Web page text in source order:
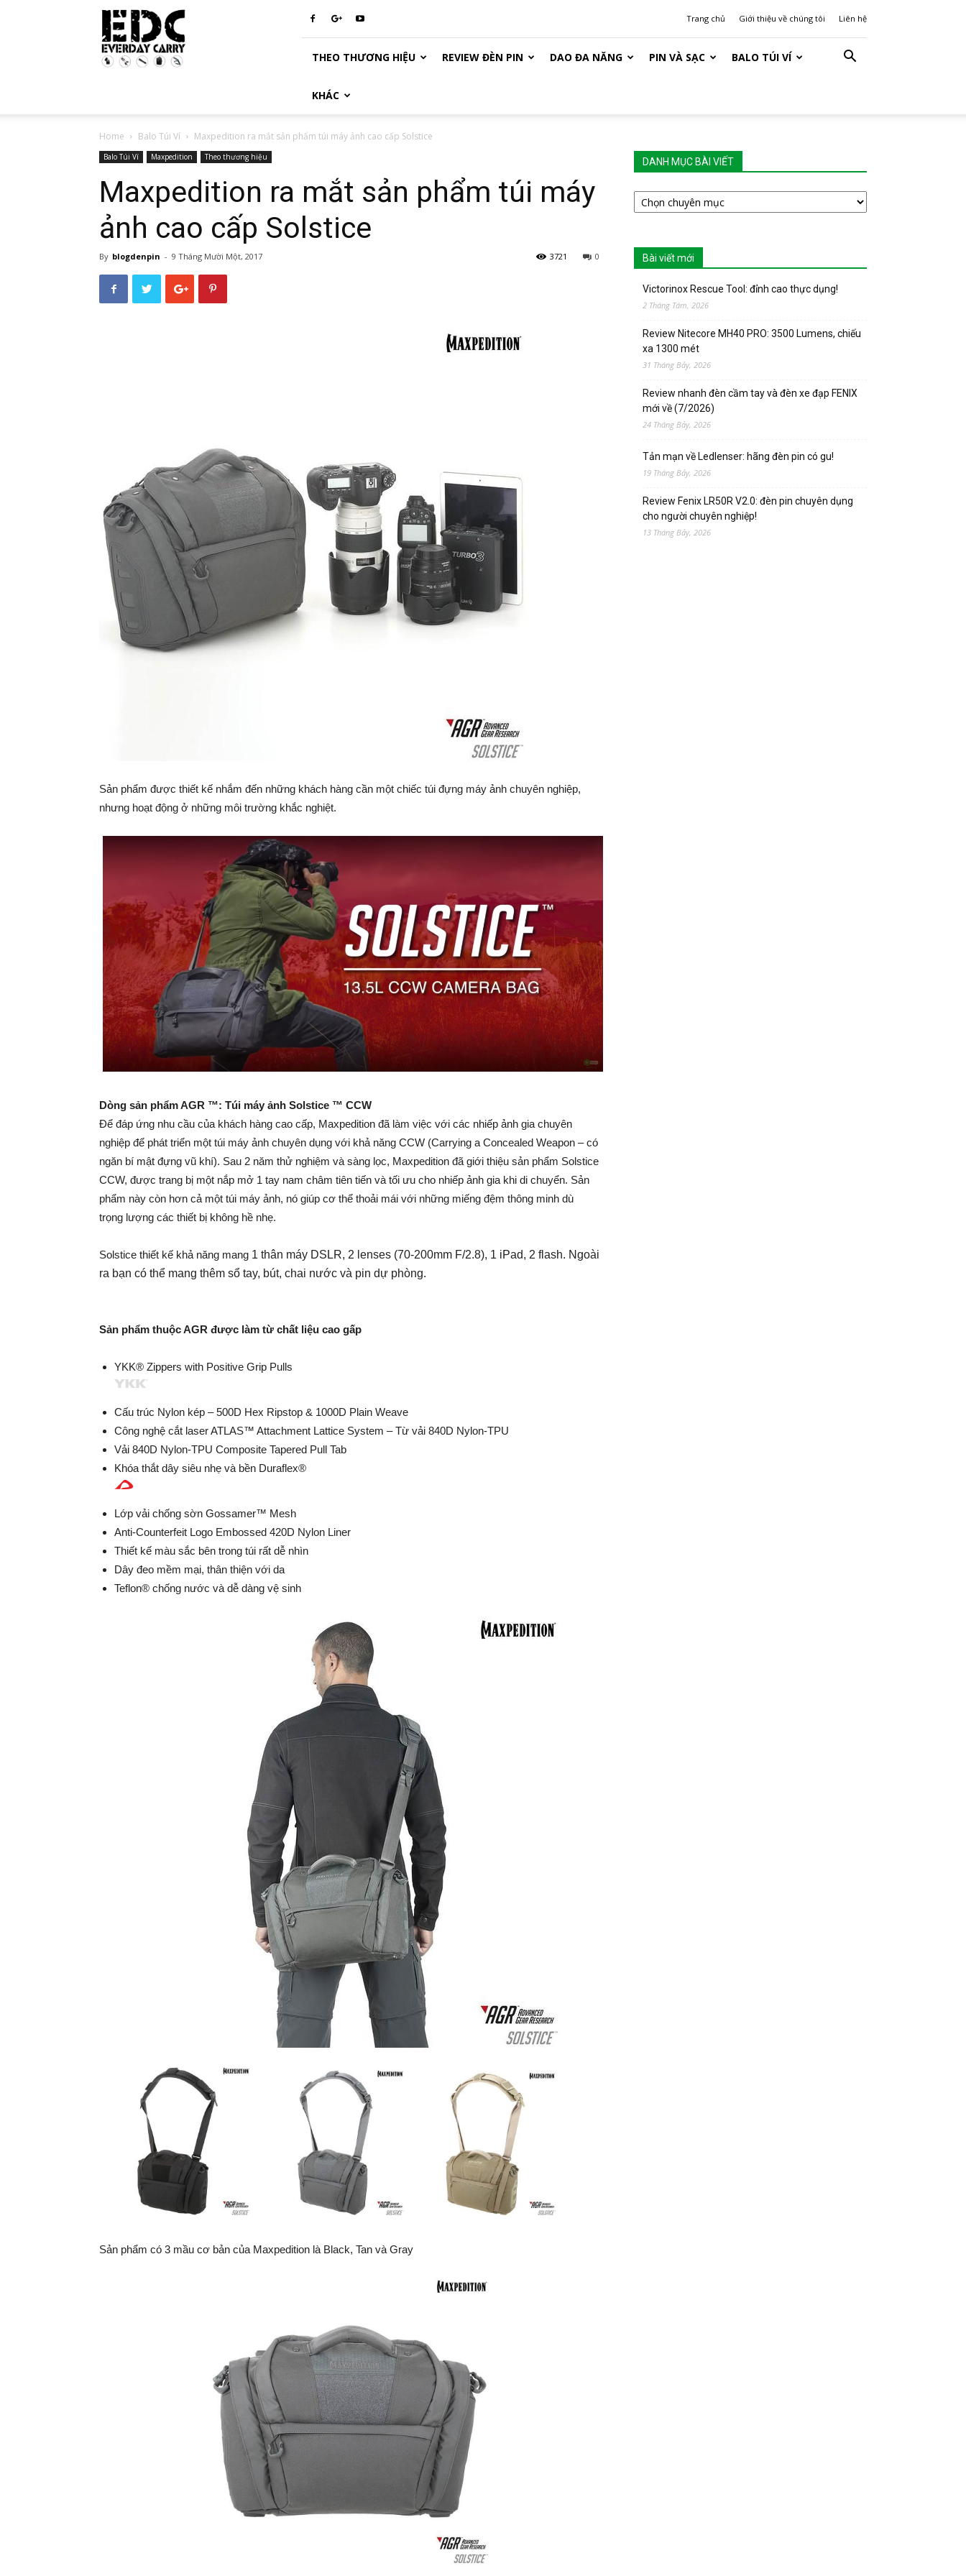
Chuyên
trang
EDC
Trang chủ Giới thiệu về chúng tôi Liên hệ
THEO THƯƠNG HIỆU REVIEW ĐÈN PIN DAO ĐA NĂNG PIN VÀ SẠC BALO TÚI VÍ
KHÁC
Home Balo Túi Ví Maxpedition ra mắt sản phẩm túi máy ảnh cao cấp Solstice
Balo Túi Ví Maxpedition Theo thương hiệu
Maxpedition ra mắt sản phẩm túi máy
ảnh cao cấp Solstice
By blogdenpin - 9 Tháng Mười Một, 2017 0
3721
Sản phẩm được thiết kế nhắm đến những khách hàng cần một chiếc túi đựng máy ảnh chuyên nghiệp,
nhưng hoạt động ở những môi trường khắc nghiệt.
Dòng sản phẩm AGR ™: Túi máy ảnh Solstice ™ CCW
Để đáp ứng nhu cầu của khách hàng cao cấp, Maxpedition đã làm việc với các nhiếp ảnh gia chuyên
nghiệp để phát triển một túi máy ảnh chuyên dụng với khả năng CCW (Carrying a Concealed Weapon – có
ngăn bí mật đựng vũ khí). Sau 2 năm thử nghiệm và sàng lọc, Maxpedition đã giới thiệu sản phẩm Solstice
CCW, được trang bị một nắp mở 1 tay nam châm tiên tiến và tối ưu cho nhiếp ảnh gia khi di chuyển. Sản
phẩm này còn hơn cả một túi máy ảnh, nó giúp cơ thể thoải mái với những miếng đệm thông minh dù
trọng lượng các thiết bị không hề nhẹ.
Solstice thiết kế khả năng mang 1 thân máy DSLR, 2 lenses (70-200mm F/2.8), 1 iPad, 2 flash. Ngoài
ra bạn có thể mang thêm sổ tay, bút, chai nước và pin dự phòng.
Sản phẩm thuộc AGR được làm từ chất liệu cao gấp
YKK® Zippers with Positive Grip Pulls
Cấu trúc Nylon kép – 500D Hex Ripstop & 1000D Plain Weave
Công nghệ cắt laser ATLAS™ Attachment Lattice System – Từ vải 840D Nylon-TPU
Vải 840D Nylon-TPU Composite Tapered Pull Tab
Khóa thắt dây siêu nhẹ và bền Duraflex®
Lớp vải chống sờn Gossamer™ Mesh
Anti-Counterfeit Logo Embossed 420D Nylon Liner
Thiết kế màu sắc bên trong túi rất dễ nhìn
Dây đeo mềm mại, thân thiện với da
Teflon® chống nước và dễ dàng vệ sinh
Sản phẩm có 3 mầu cơ bản của Maxpedition là Black, Tan và Gray
DANH MỤC BÀI VIẾT
DANH
MỤC
Bài viết mới
Victorinox Rescue Tool: đỉnh cao thực dụng!
2 Tháng Tám, 2026
Review Nitecore MH40 PRO: 3500 Lumens, chiếu
xa 1300 mét
31 Tháng Bảy, 2026
Review nhanh đèn cầm tay và đèn xe đạp FENIX
mới về (7/2026)
24 Tháng Bảy, 2026
Tản mạn về Ledlenser: hãng đèn pin có gu!
19 Tháng Bảy, 2026
Review Fenix LR50R V2.0: đèn pin chuyên dụng
cho người chuyên nghiệp!
13 Tháng Bảy, 2026